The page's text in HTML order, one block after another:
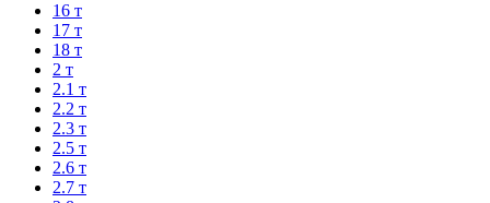
16 т
17 т
18 т
2 т
2.1 т
2.2 т
2.3 т
2.5 т
2.6 т
2.7 т